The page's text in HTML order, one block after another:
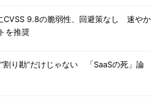
CVSS 9.8の脆弱性、回避策なし 速やか
を推奨
割り勘”だけじゃない 「SaaSの死」論